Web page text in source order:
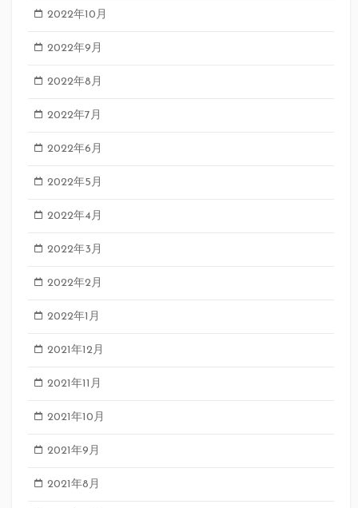
2022年10月
2022年9月
2022年8月
2022年7月
2022年6月
2022年5月
2022年4月
2022年3月
2022年2月
2022年1月
2021年12月
2021年11月
2021年10月
2021年9月
2021年8月